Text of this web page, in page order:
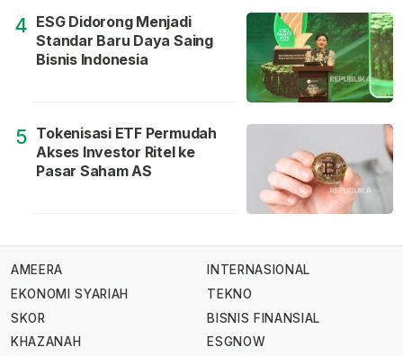
4 ESG Didorong Menjadi
Standar Baru Daya Saing
Bisnis Indonesia
5 Tokenisasi ETF Permudah
Akses Investor Ritel ke
Pasar Saham AS
AMEERA
EKONOMI SYARIAH
SKOR
KHAZANAH
INTERNASIONAL
TEKNO
BISNIS FINANSIAL
ESGNOW